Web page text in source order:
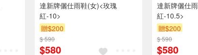
達新牌儷仕雨鞋(女)<玫瑰
紅-10>
贈$200
$ 590
$580
達新牌儷仕
紅-10.5>
贈$200
$ 590
$580